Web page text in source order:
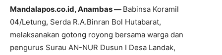
Mandalapos.co.id, Anambas — Babinsa Koramil
04/Letung, Serda R.A.Binran Bol Hutabarat,
melaksanakan gotong royong bersama warga dan
pengurus Surau AN-NUR Dusun I Desa Landak,